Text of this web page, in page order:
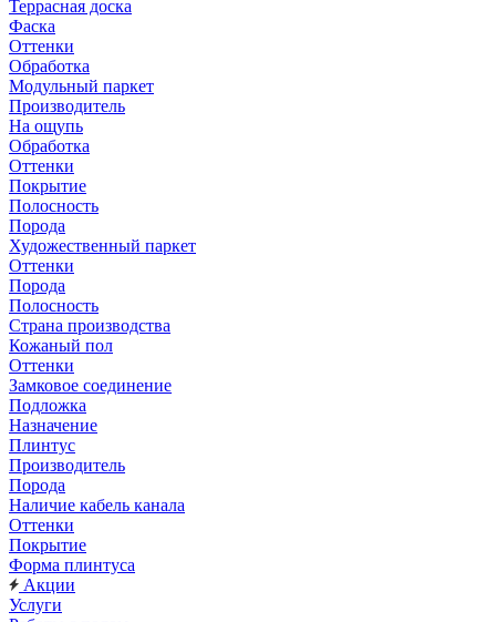
Террасная доска
Фаска
Оттенки
Обработка
Модульный паркет
Производитель
На ощупь
Обработка
Оттенки
Покрытие
Полосность
Порода
Художественный паркет
Оттенки
Порода
Полосность
Страна производства
Кожаный пол
Оттенки
Замковое соединение
Подложка
Назначение
Плинтус
Производитель
Порода
Наличие кабель канала
Оттенки
Покрытие
Форма плинтуса
Акции
Услуги